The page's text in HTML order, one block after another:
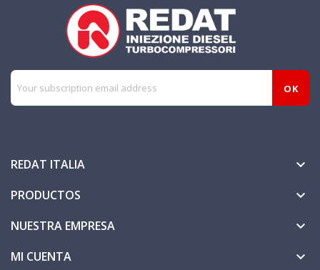
REDAT ITALIA 
PRODUCTOS 
NUESTRA EMPRESA 
MI CUENTA 